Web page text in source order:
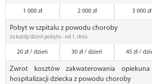
1 000 zł 2 000 zł 3 000 zł
Pobyt w szpitalu z powodu choroby
za każdy dzień pobytu - od 1. dnia
20 zł / dzień 30 zł / dzień 45 zł /
Zwrot kosztów zakwaterowania
hospitalizacji dziecka z powodu choroby